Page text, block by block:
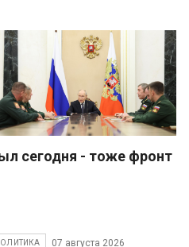
сегодня - тоже фронт
07 августа 2026